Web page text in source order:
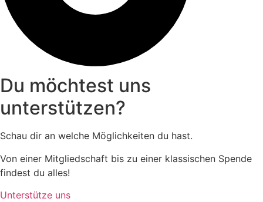
Du möchtest uns
unterstützen?
Schau dir an welche Möglichkeiten du hast.
Von einer Mitgliedschaft bis zu einer klassischen Spende
findest du alles!
Unterstütze uns